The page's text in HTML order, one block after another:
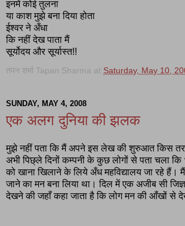
इनमें कोई तुलना
या काश मुझे बना दिया होता
ईश्वर ने अँधा
कि नहीं देख पाता मैं
सूर्योदय और सूर्यास्त!!
तपन शर्मा Tapan Sharma at Saturday, May 10,
SUNDAY, MAY 4, 2008
एक अलग दुनिया की झलक
मुझे नहीं पता कि मैं अपने इस लेख की शुरुआत किस
अभी पिछ्ले दिनों कम्पनी के कुछ लोगों से पता चला कि
को खाना खिलाने के लिये अँध महविद्यालय जा रहे हैं।
जाने का मन बना लिया था। दिल में एक अजीब सी
देखने की जहाँ कहा जाता है कि लोग मन की आँखों से